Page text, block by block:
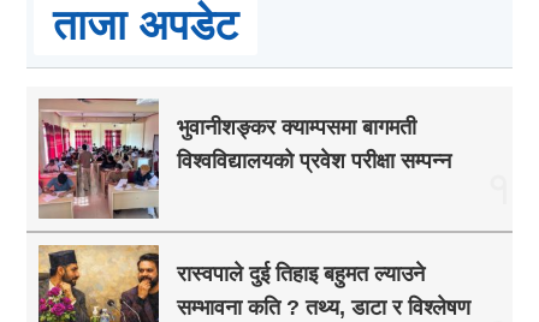
ताजा अपडेट
भुवानीशङ्कर क्याम्पसमा बागमती
विश्वविद्यालयको प्रवेश परीक्षा सम्पन्न
रास्वपाले दुई तिहाइ बहुमत ल्याउने
सम्भावना कति ? तथ्य, डाटा र विश्लेषण